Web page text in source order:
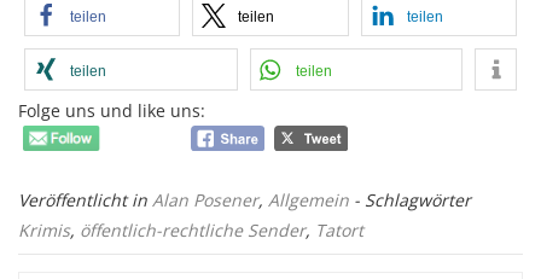
teilen teilen teilen
teilen teilen
Folge uns und like uns:
Veröffentlicht in Alan Posener, Allgemein - Schlagwörter
Krimis, öffentlich-rechtliche Sender, Tatort